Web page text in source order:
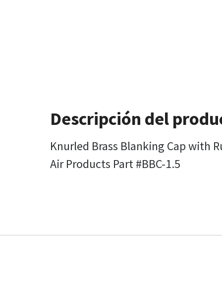
Descripción del
Knurled Brass Blanking Cap with
Air Products Part #BBC-1.5